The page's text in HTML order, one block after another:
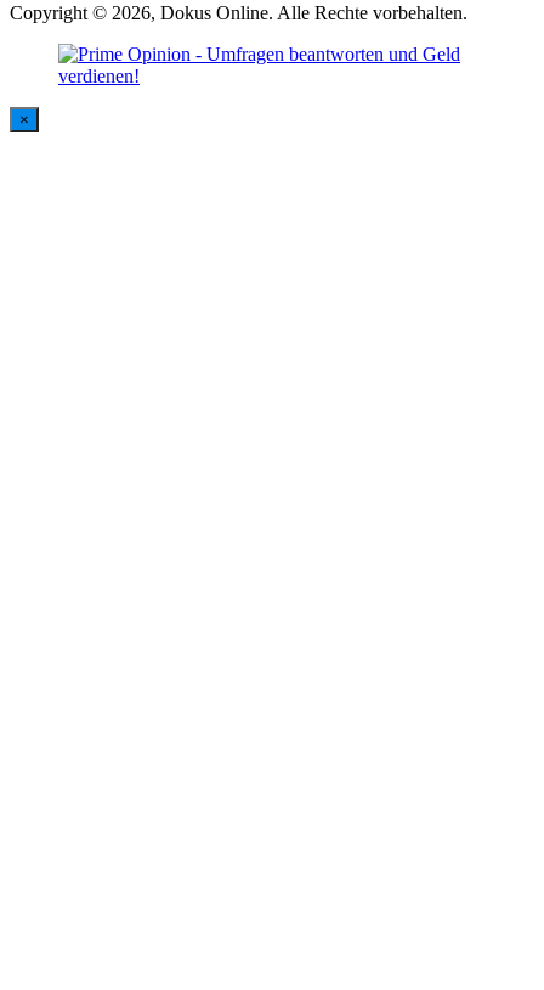
Copyright © 2026, Dokus Online. Alle Rechte vorbehalten.
×